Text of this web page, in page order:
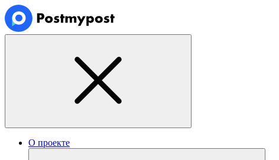
О проекте